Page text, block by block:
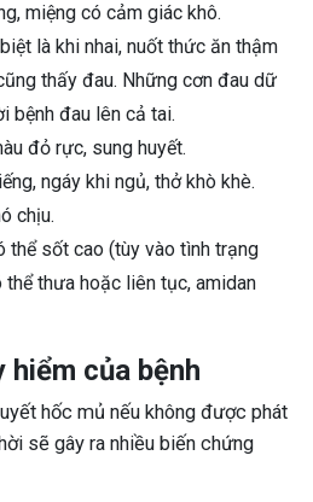
miệng có cảm giác khô.
là khi nhai, nuốt thức ăn thậm
thấy đau. Những cơn đau dữ
bệnh đau lên cả tai.
đỏ rực, sung huyết.
ngáy khi ngủ, thở khò khè.
chịu.
thể sốt cao (tùy vào tình trạng
thể thưa hoặc liên tục, amidan
hiểm của bệnh
hốc mủ nếu không được phát
sẽ gây ra nhiều biến chứng